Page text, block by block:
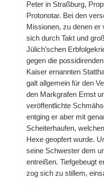
Peter in Straßburg,
Protonotar. Bei den
Missionen, zu denen
sich durch Takt und
Jülich’schen
gegen die
Kaiser ernannten
galt allgemein für den
den Markgrafen Ernst
veröffentlichte
entging er aber mit
Scheiterhaufen,
Hexe geopfert wurde.
seine Schwester dem
entreißen. Tiefgebeugt
zog sich zu stillem,